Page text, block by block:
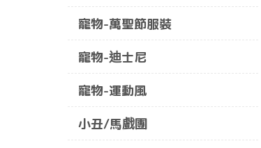
寵物-萬聖節服裝
寵物-迪士尼
寵物-運動風
小丑/馬戲團